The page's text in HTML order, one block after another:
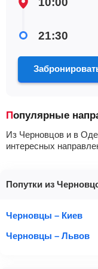
21:30
Популярные
Из Черновцов и в
интересных
Попутки из
Черновцы – Киев
Черновцы – Львов